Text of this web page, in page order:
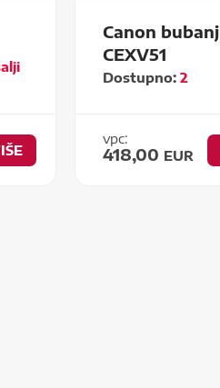
Canon bubanj
CEXV51
Dostupno:2
vpc:
418,00 EUR